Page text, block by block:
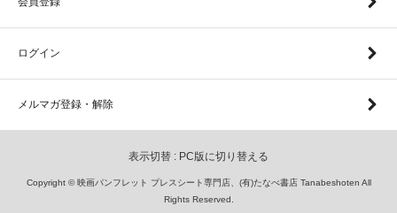
ログイン
メルマガ登録・解除
表示切替 : PC版に切り替える
Copyright © 映画パンフレット プレスシート専門店、(有)たなべ書店 Tanabeshoten All
Rights Reserved.